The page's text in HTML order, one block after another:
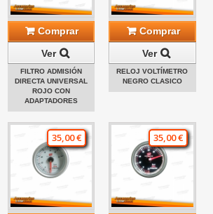
Comprar
Ver
FILTRO ADMISIÓN
DIRECTA UNIVERSAL
ROJO CON
ADAPTADORES
Comprar
Ver
RELOJ VOLTÍMETRO
NEGRO CLASICO
35,00 € 35,00 €